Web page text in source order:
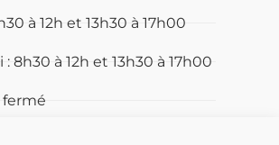
à 12h et 13h30 à 17h00
8h30 à 12h et 13h30 à 17h00
fermé